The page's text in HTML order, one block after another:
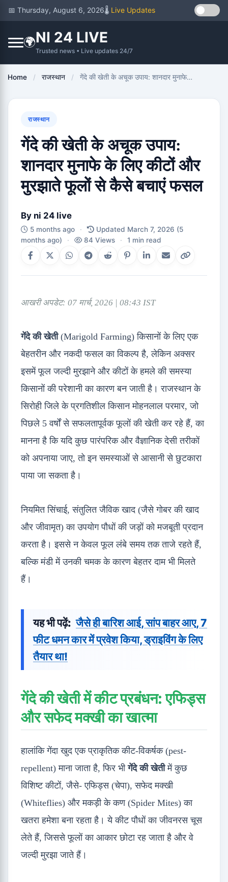
📅 Thursday, August 6, 2026🌡️ Live Updates
🌍NI 24 LIVE
Trusted news • Live updates 24/7
Home / राजस्थान / गेंदे की खेती के अचूक उपाय: शानदार मुनाफे…
राजस्थान
गेंदे की खेती के अचूक उपाय:
शानदार मुनाफे के लिए कीटों और
मुरझाते फूलों से कैसे बचाएं फसल
By ni 24 live
5 months ago · Updated March 7, 2026 (5
months ago)
· 84 Views · 1 min read
आखरी अपडेट: 07 मार्च, 2026 | 08:43 IST
गेंदे की खेती(Marigold Farming) किसानों के लिए एक
बेहतरीन और नकदी फसल का विकल्प है, लेकिन अक्सर
इसमें फूल जल्दी मुरझाने और कीटों के हमले की समस्या
किसानों की परेशानी का कारण बन जाती है। राजस्थान के
सिरोही जिले के प्रगतिशील किसान मोहनलाल परमार, जो
पिछले 5 वर्षों से सफलतापूर्वक फूलों की खेती कर रहे हैं, का
मानना है कि यदि कुछ पारंपरिक और वैज्ञानिक देसी तरीकों
को अपनाया जाए, तो इन समस्याओं से आसानी से छुटकारा
पाया जा सकता है।
नियमित सिंचाई, संतुलित जैविक खाद (जैसे गोबर की खाद
और जीवामृत) का उपयोग पौधों की जड़ों को मजबूती प्रदान
करता है। इससे न केवल फूल लंबे समय तक ताजे रहते हैं,
बल्कि मंडी में उनकी चमक के कारण बेहतर दाम भी मिलते
हैं।
यह भी पढ़ें: जैसे ही बारिश आई, सांप बाहर आए, 7
फीट धमन कार में प्रवेश किया, ड्राइविंग के लिए
तैयार था!
गेंदे की खेती में कीट प्रबंधन: एफिड्स
और सफेद मक्खी का खात्मा
हालांकि गेंदा खुद एक प्राकृतिक कीट-विकर्षक (pest-
repellent) माना जाता है, फिर भीगेंदे की खेतीमें कुछ
विशिष्ट कीटों, जैसे- एफिड्स (चेपा), सफेद मक्खी
(Whiteflies) और मकड़ी के कण (Spider Mites) का
खतरा हमेशा बना रहता है। ये कीट पौधों का जीवनरस चूस
लेते हैं, जिससे फूलों का आकार छोटा रह जाता है और वे
जल्दी मुरझा जाते हैं।